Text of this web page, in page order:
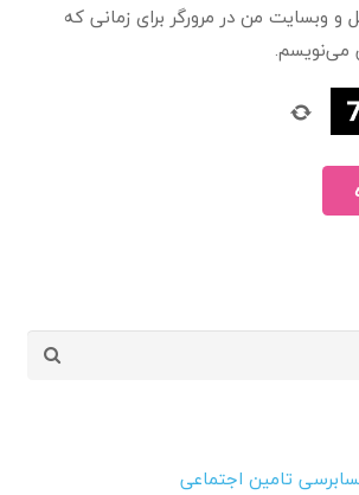
و وبسایت من در مرورگر برای زمانی که
می‌نویسم.
تامین اجتماعی